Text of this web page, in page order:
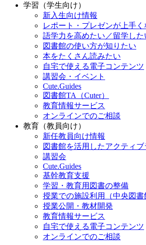
学習（学生向け）
新入生向け情報
レポート・プレゼンが上手く
語学力を高めたい／留学した
図書館の使い方が知りたい
本をたくさん読みたい
自宅で使える電子コンテンツ
講習会・イベント
Cute.Guides
図書館TA（Cuter）
教育情報サービス
オンラインでのご相談
教育（教員向け）
新任教員向け情報
図書館を活用したアクティ
講習会
Cute.Guides
基幹教育支援
学習・教育用図書の整備
授業での施設利用（中央図書
授業公開・教材開発
教育情報サービス
自宅で使える電子コンテンツ
オンラインでのご相談